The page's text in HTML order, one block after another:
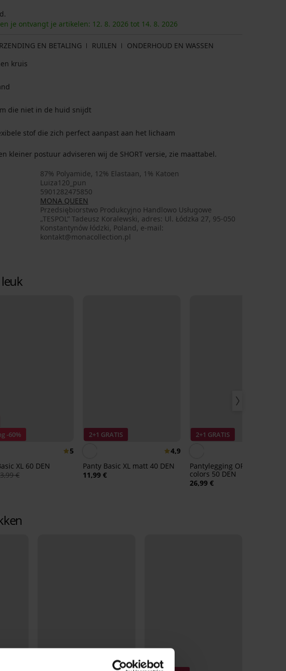
je ontvangt je artikelen: 12. 8. 2026 tot 14. 8. 2026
EN BETALING RUILEN
ONDERHOUD EN WASSEN
kruis
die niet in de huid snijdt
stof die zich perfect aanpast aan het lichaam
kleiner postuur adviseren wij de SHORT versie, zie maattabel.
87% Polyamide, 12% Elastaan, 1% Katoen
Luiza120_pun
5901282475850
MONA QUEEN
Przedsiębiorstwo Produkcyjno Handlowo Usługowe
„TESPOL” Tadeusz Koralewski, adres: Ul. Łódzka 27, 95-050
Konstantynów łódzki, Poland, e-mail:
kontakt@monacollection.pl
-60%
5
XL 60 DEN
€
2+1 GRATIS
4,9
Panty Basic XL matt 40 DEN
11,99 €
2+1 GRATIS
Pantylegging OROBLÚ All
colors 50 DEN
26,99 €